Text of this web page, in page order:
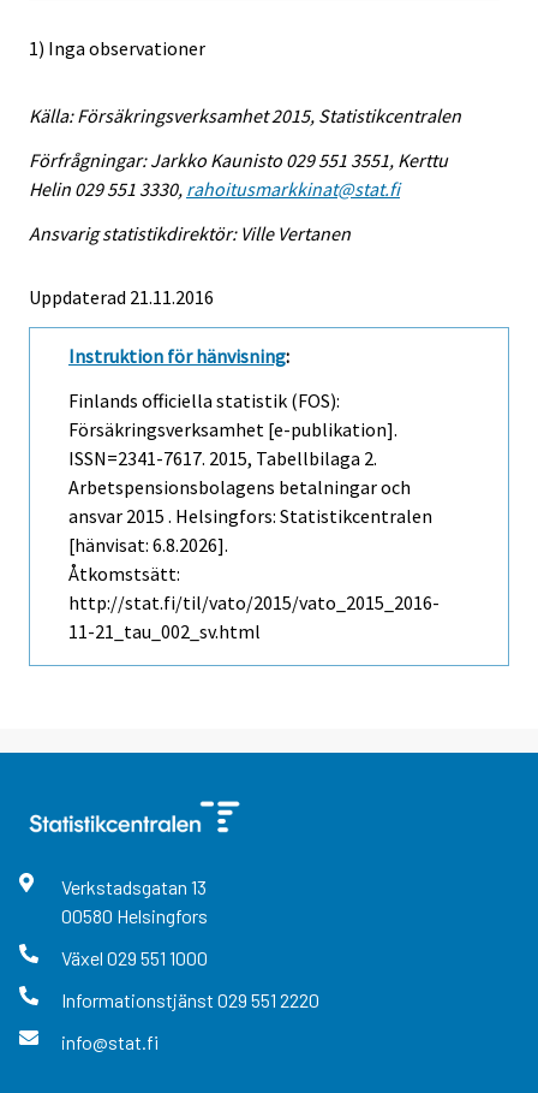
1) Inga observationer
Källa: Försäkringsverksamhet 2015, Statistikcentralen
Förfrågningar: Jarkko Kaunisto 029 551 3551, Kerttu
Helin 029 551 3330, rahoitusmarkkinat@stat.fi
Ansvarig statistikdirektör: Ville Vertanen
Uppdaterad 21.11.2016
Instruktion för hänvisning:
Finlands officiella statistik (FOS):
Försäkringsverksamhet [e-publikation].
ISSN=2341-7617. 2015, Tabellbilaga 2.
Arbetspensionsbolagens betalningar och
ansvar 2015 . Helsingfors: Statistikcentralen
[hänvisat: 6.8.2026].
Åtkomstsätt:
http://stat.fi/til/vato/2015/vato_2015_2016-
11-21_tau_002_sv.html
Verkstadsgatan 13
00580 Helsingfors
Växel 029 551 1000
Informationstjänst 029 551 2220
info@stat.fi